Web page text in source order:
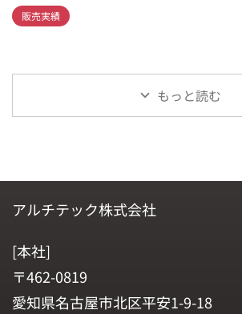
販売実績
もっと読む
アルチテック株式会社
[本社]
〒462-0819
愛知県名古屋市北区平安1-9-18